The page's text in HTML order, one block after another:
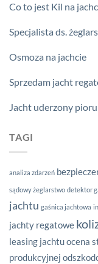
Co to jest Kil na
Specjalista ds.
Osmoza na jachcie
Sprzedam jacht
Jacht uderzony
TAGI
analiza zdarzeń
sądowy żeglarstwo detektor
jachtu gaśnica jachtowa
jachty regatowe
leasing jachtuocena
produkcyjnej